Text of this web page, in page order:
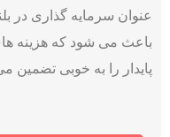
عنوان سرمایه گذاری در
باعث می شود که هزینه
پایدار را به خوبی تضمین